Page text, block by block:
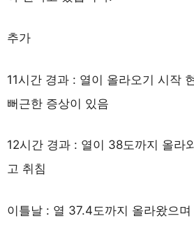
추가
11시간 경과 : 열이 올라오기 시작
뻐근한 증상이 있음
12시간 경과 : 열이 38도까지 올라
고 취침
이틀날 : 열 37.4도까지 올라왔으